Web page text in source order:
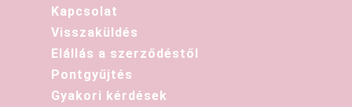
Kapcsolat
Visszaküldés
Elállás a szerződéstől
Pontgyűjtés
Gyakori kérdések